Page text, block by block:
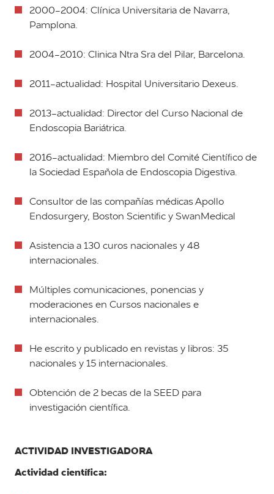
2000-2004: Clínica Universitaria de Navarra,
Pamplona.
2004-2010: Clinica Ntra Sra del Pilar, Barcelona.
2011-actualidad: Hospital Universitario Dexeus.
2013-actualidad: Director del Curso Nacional de
Endoscopia Bariátrica.
2016-actualidad: Miembro del Comité Científico de
la Sociedad Española de Endoscopia Digestiva.
Consultor de las compañías médicas Apollo
Endosurgery, Boston Scientific y SwanMedical
Asistencia a 130 curos nacionales y 48
internacionales.
Múltiples comunicaciones, ponencias y
moderaciones en Cursos nacionales e
internacionales.
He escrito y publicado en revistas y libros: 35
nacionales y 15 internacionales.
Obtención de 2 becas de la SEED para
investigación científica.
ACTIVIDAD INVESTIGADORA
Actividad científica: